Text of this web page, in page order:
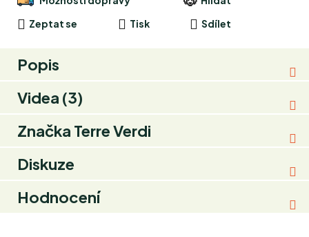
Tisk
Zeptat se
Sdílet
Popis
Videa (3)
Značka Terre Verdi
Diskuze
Hodnocení